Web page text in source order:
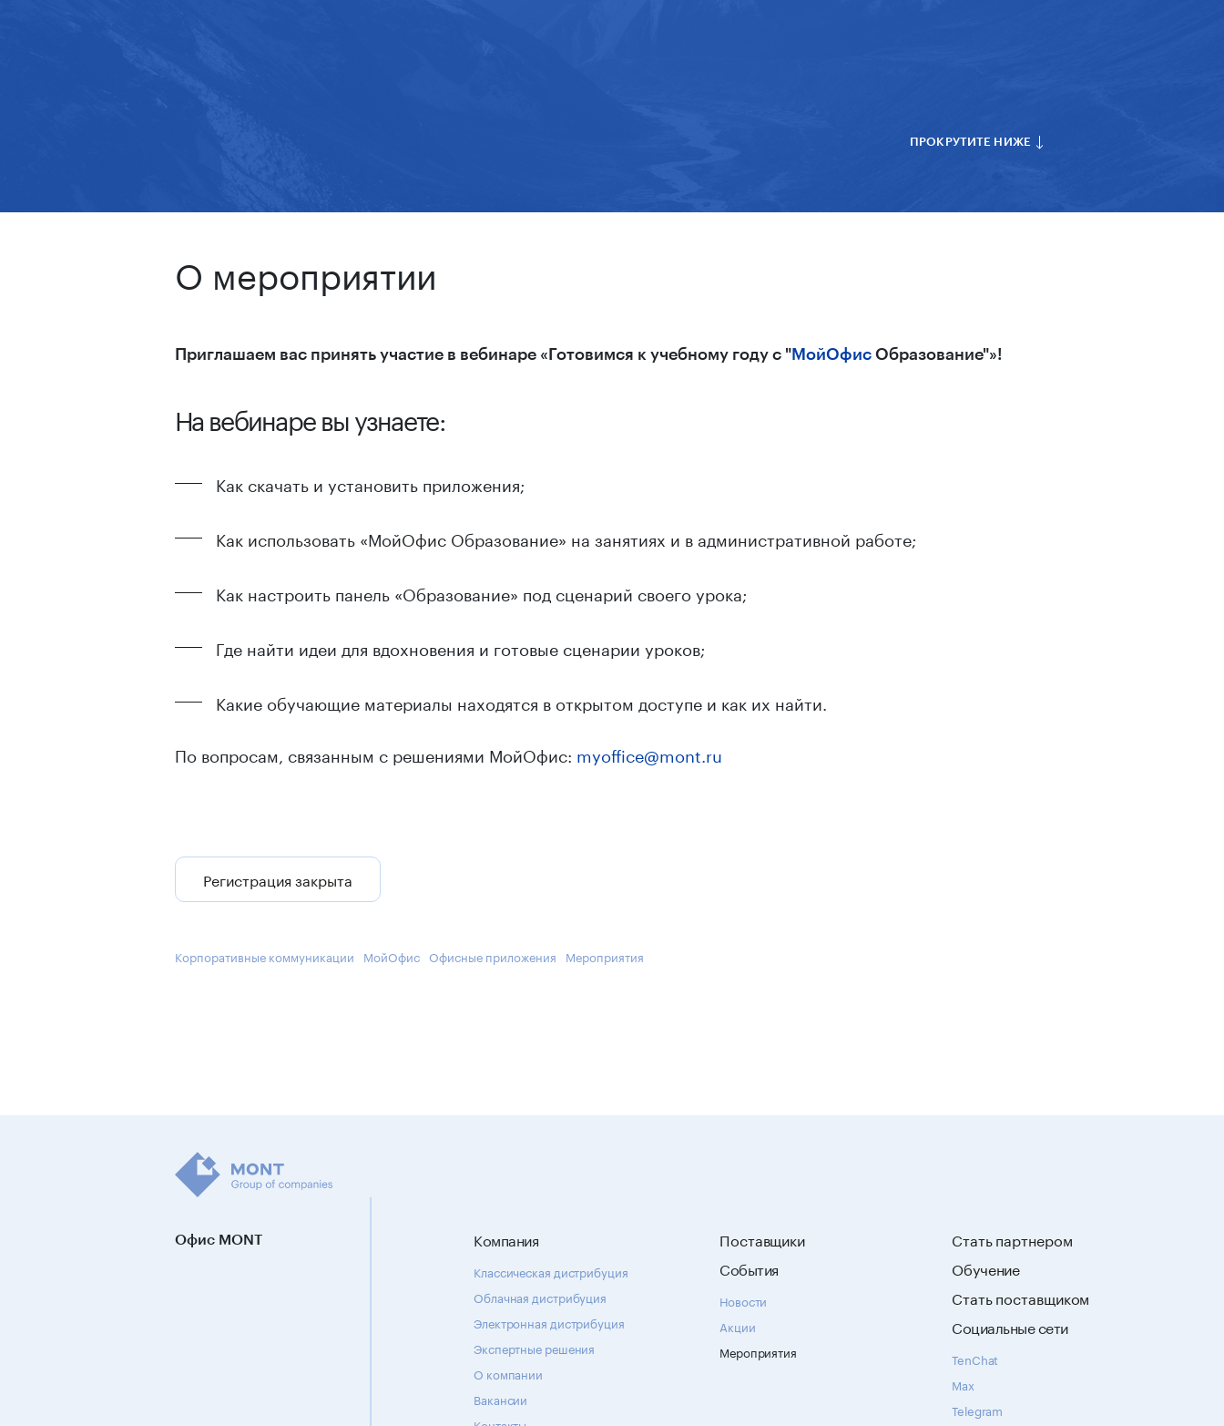
ПРОКРУТИТЕ НИЖЕ
О мероприятии
Приглашаем вас принять участие в вебинаре «Готовимся к учебному году с "МойОфисОбразование"»!
На вебинаре вы узнаете:
Как скачать и установить приложения;
Как использовать «МойОфис Образование» на занятиях и в административной работе;
Как настроить панель «Образование» под сценарий своего урока;
Где найти идеи для вдохновения и готовые сценарии уроков;
Какие обучающие материалы находятся в открытом доступе и как их найти.
По вопросам, связанным с решениями МойОфис: myoffice@mont.ru
Регистрация закрыта
Корпоративные коммуникации МойОфис Офисные приложения Мероприятия
Офис MONT Компания
Классическая дистрибуция
Облачная дистрибуция
Электронная дистрибуция
Экспертные решения
О компании
Вакансии
Поставщики
События
Новости
Акции
Мероприятия
Стать партнером
Обучение
Стать поставщиком
Социальные сети
TenChat
Max
Telegram